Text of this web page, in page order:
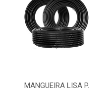
MANGUEIRA LISA P.